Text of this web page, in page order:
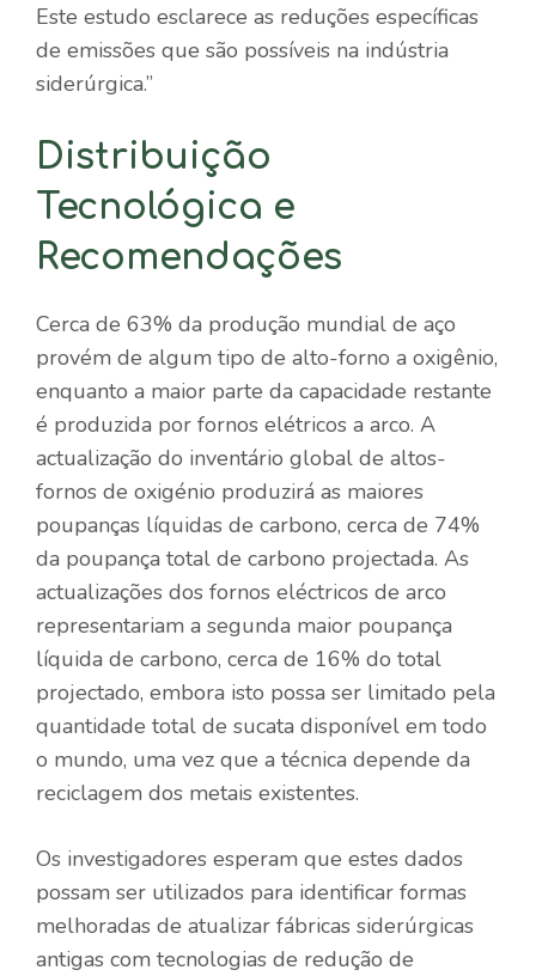
Este estudo esclarece as reduções específicas
de emissões que são possíveis na indústria
siderúrgica.”
Distribuição
Tecnológica e
Recomendações
Cerca de 63% da produção mundial de aço
provém de algum tipo de alto-forno a oxigênio,
enquanto a maior parte da capacidade restante
é produzida por fornos elétricos a arco. A
actualização do inventário global de altos-
fornos de oxigénio produzirá as maiores
poupanças líquidas de carbono, cerca de 74%
da poupança total de carbono projectada. As
actualizações dos fornos eléctricos de arco
representariam a segunda maior poupança
líquida de carbono, cerca de 16% do total
projectado, embora isto possa ser limitado pela
quantidade total de sucata disponível em todo
o mundo, uma vez que a técnica depende da
reciclagem dos metais existentes.
Os investigadores esperam que estes dados
possam ser utilizados para identificar formas
melhoradas de atualizar fábricas siderúrgicas
antigas com tecnologias de redução de